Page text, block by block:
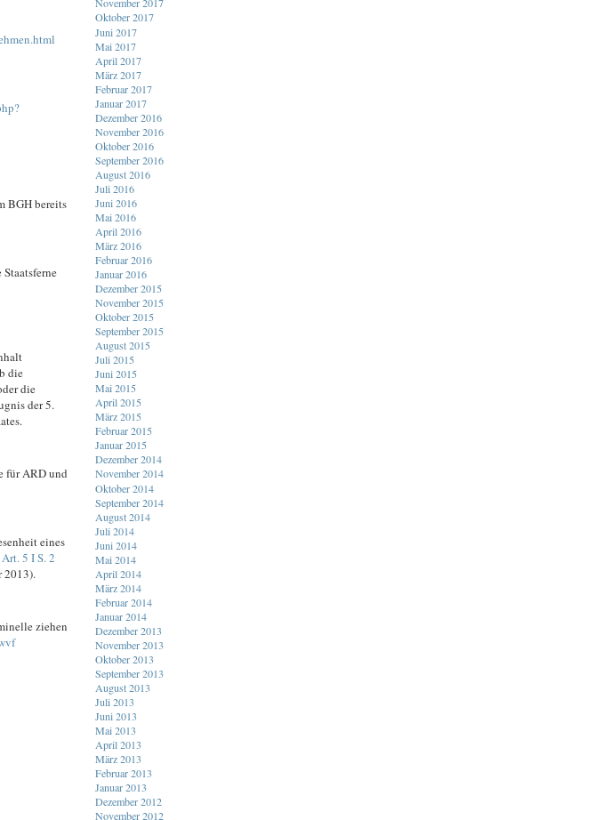
BGH bereits
die
die
der 5.
für ARD und
eines
Art. 5 I S. 2
2013).
ziehen
November 2017
Oktober 2017
Juni 2017
Mai 2017
April 2017
März 2017
Februar 2017
Januar 2017
Dezember 2016
November 2016
Oktober 2016
September 2016
August 2016
Juli 2016
Juni 2016
Mai 2016
April 2016
März 2016
Februar 2016
Januar 2016
Dezember 2015
November 2015
Oktober 2015
September 2015
August 2015
Juli 2015
Juni 2015
Mai 2015
April 2015
März 2015
Februar 2015
Januar 2015
Dezember 2014
November 2014
Oktober 2014
September 2014
August 2014
Juli 2014
Juni 2014
Mai 2014
April 2014
März 2014
Februar 2014
Januar 2014
Dezember 2013
November 2013
Oktober 2013
September 2013
August 2013
Juli 2013
Juni 2013
Mai 2013
April 2013
März 2013
Februar 2013
Januar 2013
Dezember 2012
November 2012